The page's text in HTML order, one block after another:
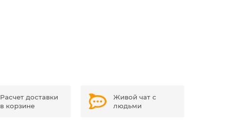
Расчет доставки
в корзине
Живой чат с
людьми